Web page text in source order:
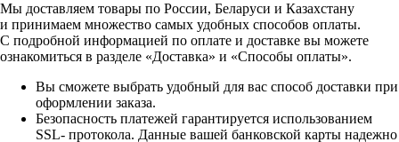
Мы доставляем товары по России, Беларуси и Казахстану
и принимаем множество самых удобных способов оплаты.
С подробной информацией по оплате и доставке вы можете
ознакомиться в разделе «Доставка» и «Способы оплаты».
Вы сможете выбрать удобный для вас способ доставки при
оформлении заказа.
Безопасность платежей гарантируется использованием
SSL- протокола. Данные вашей банковской карты надежно